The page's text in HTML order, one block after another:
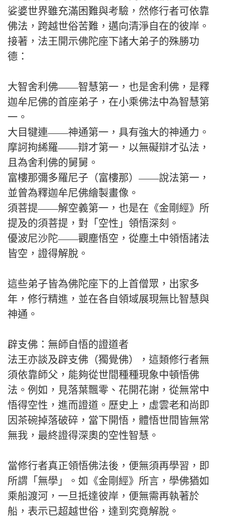
娑婆世界雖充滿困難與考驗，然修行者可依靠
佛法，跨越世俗苦難，邁向清淨自在的彼岸。
接著，法王開示佛陀座下諸大弟子的殊勝功
德：
大智舍利佛——智慧第一，也是舍利佛，是釋
迦牟尼佛的首座弟子，在小乘佛法中為智慧第
一。
大目犍連——神通第一，具有強大的神通力。
摩訶拘絺羅——辯才第一，以無礙辯才弘法，
且為舍利佛的舅舅。
富樓那彌多羅尼子（富樓那）——說法第一，
並曾為釋迦牟尼佛繪製畫像。
須菩提——解空義第一，也是在《金剛經》所
提及的須菩提，對「空性」領悟深刻。
優波尼沙陀——觀塵悟空，從塵土中領悟諸法
皆空，證得解脫。
這些弟子皆為佛陀座下的上首僧眾，出家多
年，修行精進，並在各自領域展現無比智慧與
神通。
辟支佛：無師自悟的證道者
法王亦談及辟支佛（獨覺佛），這類修行者無
須依靠師父，能夠從世間種種現象中頓悟佛
法。例如，見落葉飄零、花開花謝，從無常中
悟得空性，進而證道。歷史上，虛雲老和尚即
因茶碗掉落破碎，當下開悟，體悟世間皆無常
無我，最終證得深奧的空性智慧。
當修行者真正領悟佛法後，便無須再學習，即
所謂「無學」。如《金剛經》所言，學佛猶如
乘船渡河，一旦抵達彼岸，便無需再執著於
船，表示已超越世俗，達到究竟解脫。